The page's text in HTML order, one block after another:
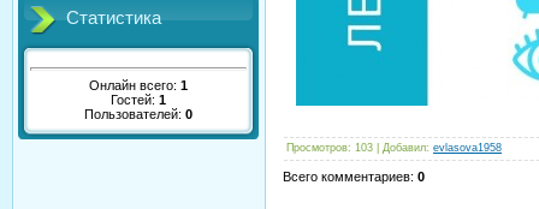
Статистика
Онлайн всего: 1
Гостей: 1
Пользователей: 0
Просмотров: 103 Добавил: evlasova1958
Всего комментариев: 0